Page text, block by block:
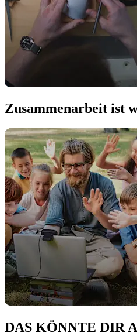
Zusammenarbeit ist
DAS KÖNNTE DIR